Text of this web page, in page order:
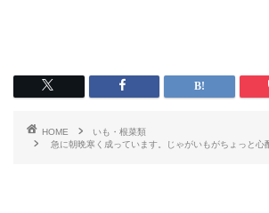
HOME
いも・根菜類
急に朝晩寒く成っています。じゃがいもがちょっと心